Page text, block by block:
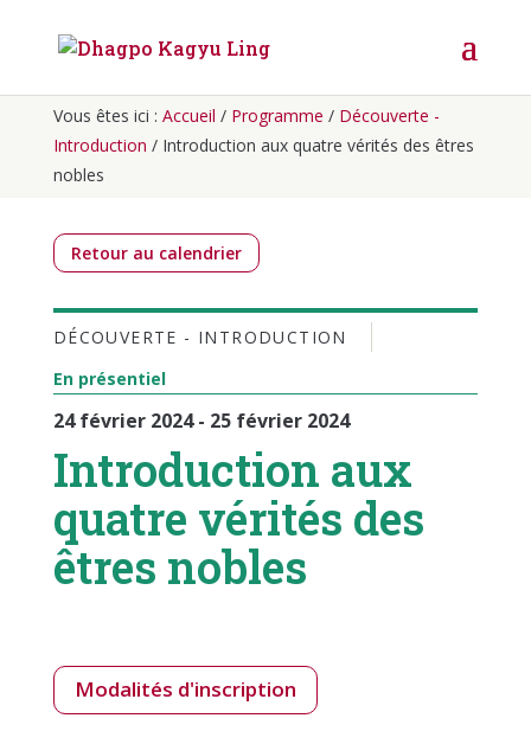
Vous êtes ici : Accueil / Programme / Découverte -
Introduction / Introduction aux quatre vérités des êtres
nobles
Retour au calendrier
DÉCOUVERTE - INTRODUCTION
En présentiel
24 février 2024 - 25 février 2024
Introduction aux
quatre vérités des
êtres nobles
Modalités d'inscription